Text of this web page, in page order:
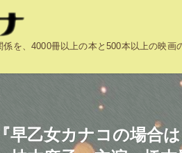
を、4000冊以上の本と500本以上の映画
早乙女カナコの場合